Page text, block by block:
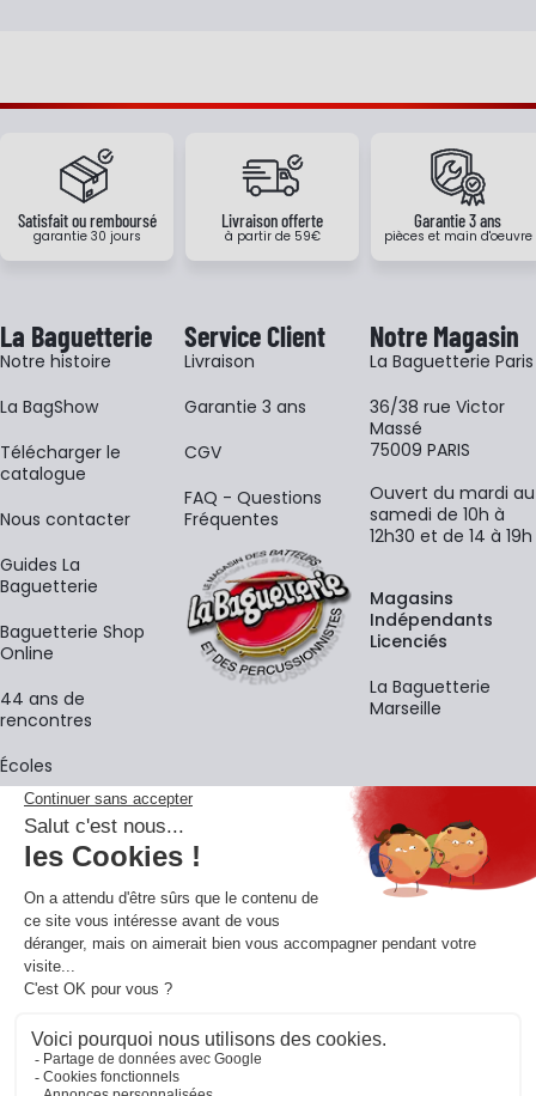
Satisfait ou remboursé
garantie 30 jours
Livraison offerte
à partir de 59€
Garantie 3 ans
pièces et main d'oeuvre
La Baguetterie
Notre histoire
La BagShow
​Télécharger le
catalogue
Nous contacter
Guides La
Baguetterie
Baguetterie Shop
Online
44 ans de
rencontres
Écoles
Service Client
Livraison
Garantie 3 ans
CGV
FAQ - Questions
Fréquentes
Notre Magasin
La Baguetterie Paris
36/38 rue Victor
Massé
75009 PARIS
Ouvert du mardi au
samedi de 10h à
12h30 et de 14 à 19h
Magasins
Indépendants
Licenciés
La Baguetterie
Marseille
La newsletter
Adresse e-mail
En vous inscrivant à notre newsletter, vous acceptez notrepolitique de
confidentialité.
Retrouvons-nous sur